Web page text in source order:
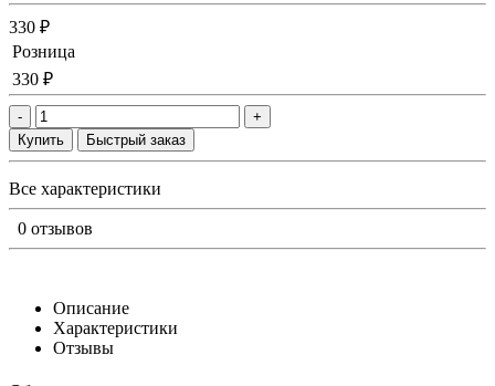
330 ₽
Розница
330 ₽
-
+
Купить
Быстрый заказ
Все характеристики
0 отзывов
Описание
Характеристики
Отзывы